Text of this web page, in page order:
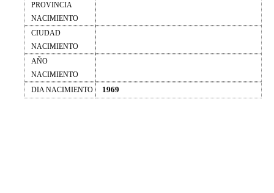
PROVINCIA
NACIMIENTO
CIUDAD
NACIMIENTO
AÑO
NACIMIENTO
DIA NACIMIENTO
1969